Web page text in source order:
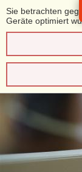
Sie betrachten
Geräte optimiert